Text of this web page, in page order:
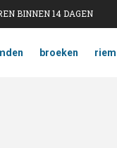
BINNEN 14 DAGEN
broeken